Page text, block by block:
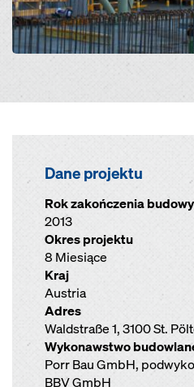
Dane projektu
Rok zakończenia budowy
2013
Okres projektu
8 Miesiące
Kraj
Austria
Adres
Waldstraße 1, 3100 St.
Wykonawstwo
Porr Bau GmbH,
BBV GmbH